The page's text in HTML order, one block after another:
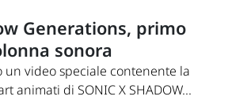
Generations, primo
sonora
un video speciale contenente la
animati di SONIC X SHADOW...